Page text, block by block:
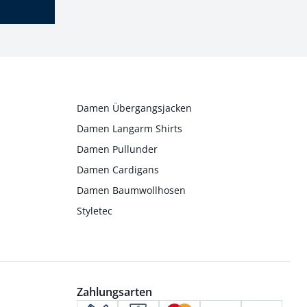
Damen Übergangsjacken
Damen Langarm Shirts
Damen Pullunder
Damen Cardigans
Damen Baumwollhosen
Styletec
Zahlungsarten